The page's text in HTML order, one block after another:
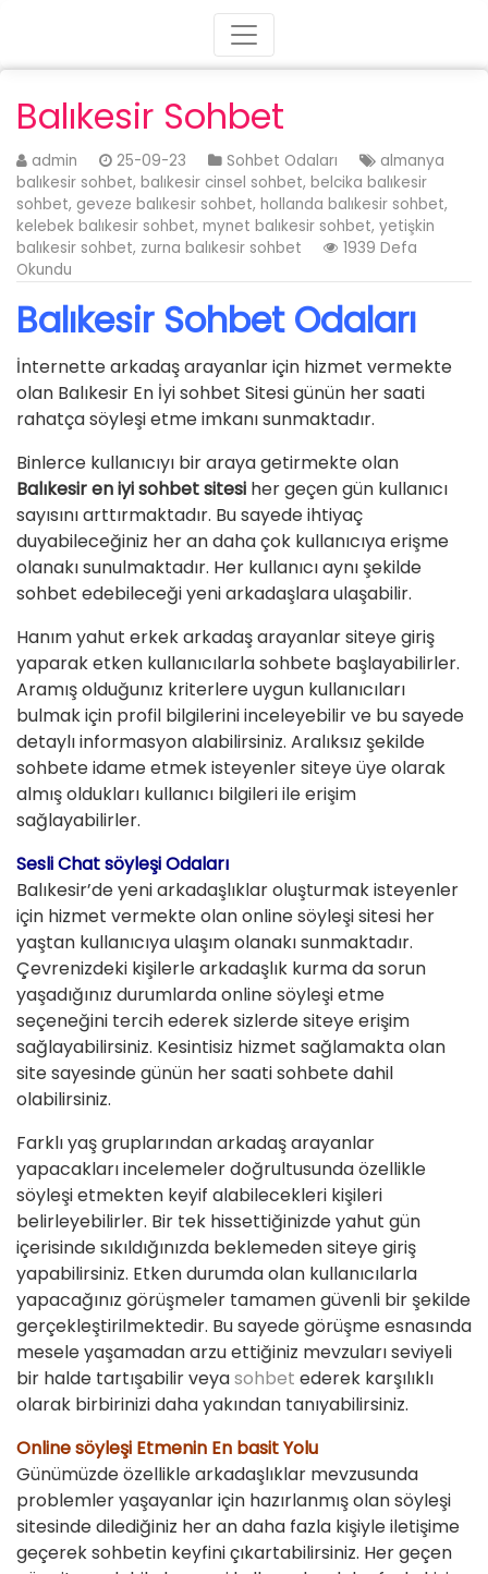
Balıkesir Sohbet
admin 25-09-23 Sohbet Odaları
almanya
balıkesir sohbet, balıkesir cinsel sohbet, belcika balıkesir
sohbet, geveze balıkesir sohbet, hollanda balıkesir sohbet,
kelebek balıkesir sohbet, mynet balıkesir sohbet, yetişkin
balıkesir sohbet, zurna balıkesir sohbet
1939 Defa
Okundu
Balıkesir Sohbet Odaları
İnternette arkadaş arayanlar için hizmet vermekte
olan Balıkesir En İyi sohbet Sitesi günün her saati
rahatça söyleşi etme imkanı sunmaktadır.
Binlerce kullanıcıyı bir araya getirmekte olan
Balıkesir en iyi sohbet sitesi her geçen gün kullanıcı
sayısını arttırmaktadır. Bu sayede ihtiyaç
duyabileceğiniz her an daha çok kullanıcıya erişme
olanakı sunulmaktadır. Her kullanıcı aynı şekilde
sohbet edebileceği yeni arkadaşlara ulaşabilir.
Hanım yahut erkek arkadaş arayanlar siteye giriş
yaparak etken kullanıcılarla sohbete başlayabilirler.
Aramış olduğunız kriterlere uygun kullanıcıları
bulmak için profil bilgilerini inceleyebilir ve bu sayede
detaylı informasyon alabilirsiniz. Aralıksız şekilde
sohbete idame etmek isteyenler siteye üye olarak
almış oldukları kullanıcı bilgileri ile erişim
sağlayabilirler.
Sesli Chat söyleşi Odaları
Balıkesir’de yeni arkadaşlıklar oluşturmak isteyenler
için hizmet vermekte olan online söyleşi sitesi her
yaştan kullanıcıya ulaşım olanakı sunmaktadır.
Çevrenizdeki kişilerle arkadaşlık kurma da sorun
yaşadığınız durumlarda online söyleşi etme
seçeneğini tercih ederek sizlerde siteye erişim
sağlayabilirsiniz. Kesintisiz hizmet sağlamakta olan
site sayesinde günün her saati sohbete dahil
olabilirsiniz.
Farklı yaş gruplarından arkadaş arayanlar
yapacakları incelemeler doğrultusunda özellikle
söyleşi etmekten keyif alabilecekleri kişileri
belirleyebilirler. Bir tek hissettiğinizde yahut gün
içerisinde sıkıldığınızda beklemeden siteye giriş
yapabilirsiniz. Etken durumda olan kullanıcılarla
yapacağınız görüşmeler tamamen güvenli bir şekilde
gerçekleştirilmektedir. Bu sayede görüşme esnasında
mesele yaşamadan arzu ettiğiniz mevzuları seviyeli
bir halde tartışabilir veyasohbet ederek karşılıklı
olarak birbirinizi daha yakından tanıyabilirsiniz.
Online söyleşi Etmenin En basit Yolu
Günümüzde özellikle arkadaşlıklar mevzusunda
problemler yaşayanlar için hazırlanmış olan söyleşi
sitesinde dilediğiniz her an daha fazla kişiyle iletişime
geçerek sohbetin keyfini çıkartabilirsiniz. Her geçen